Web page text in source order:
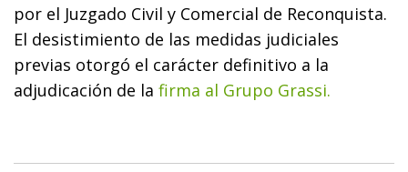
por el Juzgado Civil y Comercial de Reconquista.
El desistimiento de las medidas judiciales
previas otorgó el carácter definitivo a la
adjudicación de la firma al Grupo Grassi.